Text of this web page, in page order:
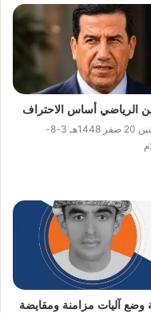
الرياضي أساس الاحتراف
الأثنين 20 صفر 1448هـ 3-8-
وضع آليات مزامنة ومقايضة